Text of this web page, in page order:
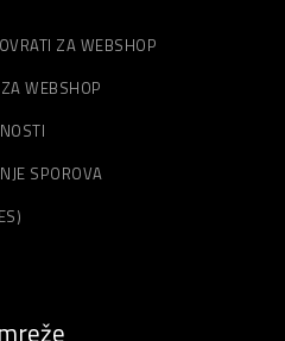
ZA WEBSHOP
WEBSHOP
SPOROVA